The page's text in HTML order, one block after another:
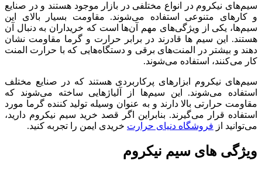
سیم‌های نیکروم در انواع مختلفی در بازار موجود هستند و در صنایع
و کارهای متنوعی استفاده می‌شوند. مقاومت بسیار بالای این
سیم‌ها، یکی از ویژگی‌های مهم آن‌ها است که خریداران به دنبال آن
هستند. این سیم ها قادرند در برابر حرارت و گرما مقاومت نشان
دهند و بیشتر در المنت‌های برقی و دستگاه‌هایی که با حرارت المنت
کار می‌کنند، استفاده می‌شوند.
سیم‌های نیکروم ابزارهای پرکاربردی هستند که در صنایع مختلف
استفاده می‌شوند. این سیم‌ها از آلیاژهایی ساخته می‌شوند که
مقاومت حرارتی بالا دارند و به عنوان وسیله تولید کننده گرما مورد
استفاده قرار می‌گیرند. بنابراین اگر قصد خرید سیم نیکروم دارید،
می‌توانید از فروشگاه دنیای حرارت خریدی ایمن را تجربه کنید.
ویژگی های سیم نیکروم